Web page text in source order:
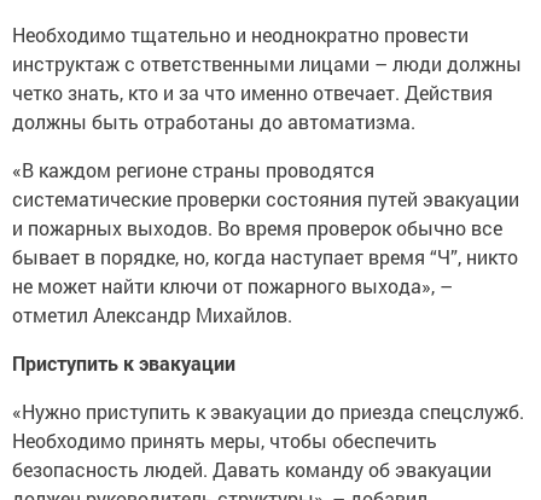
Необходимо тщательно и неоднократно провести
инструктаж с ответственными лицами – люди должны
четко знать, кто и за что именно отвечает. Действия
должны быть отработаны до автоматизма.
«В каждом регионе страны проводятся
систематические проверки состояния путей эвакуации
и пожарных выходов. Во время проверок обычно все
бывает в порядке, но, когда наступает время “Ч”, никто
не может найти ключи от пожарного выхода», –
отметил Александр Михайлов.
Приступить к эвакуации
«Нужно приступить к эвакуации до приезда спецслужб.
Необходимо принять меры, чтобы обеспечить
безопасность людей. Давать команду об эвакуации